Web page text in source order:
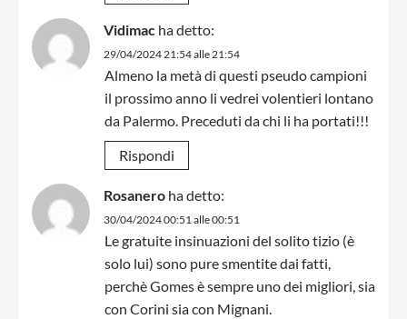
Vidimac ha detto:
29/04/2024 21:54 alle 21:54
Almeno la metà di questi pseudo campioni
il prossimo anno li vedrei volentieri lontano
da Palermo. Preceduti da chi li ha portati!!!
Rispondi
Rosanero ha detto:
30/04/2024 00:51 alle 00:51
Le gratuite insinuazioni del solito tizio (è
solo lui) sono pure smentite dai fatti,
perchè Gomes è sempre uno dei migliori, sia
con Corini sia con Mignani.